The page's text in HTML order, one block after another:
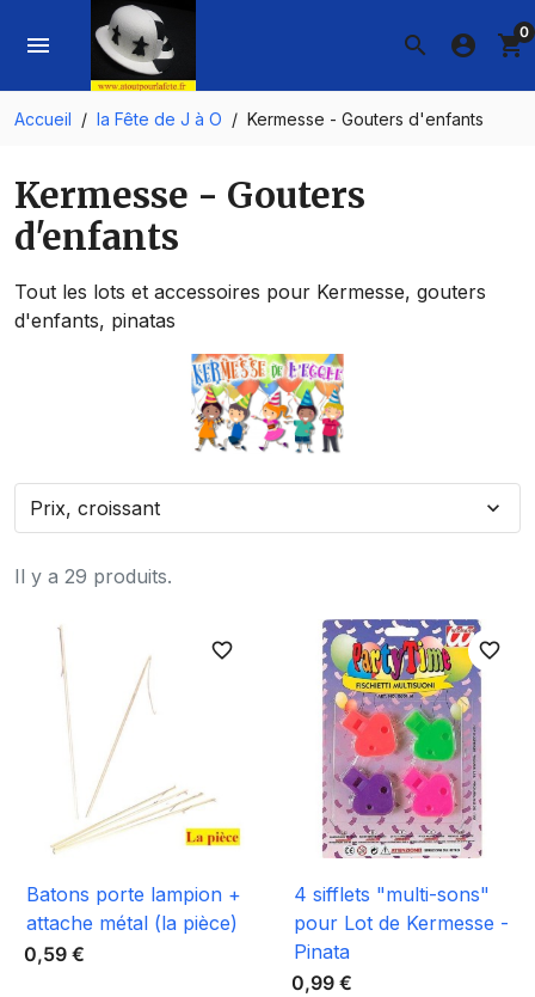
search
menu account_circle shopping_cart0
Accueil la Fête de J à O Kermesse - Gouters d'enfants
Kermesse - Gouters
d'enfants
Tout les lots et accessoires pour Kermesse, gouters
d'enfants, pinatas
Il y a 29 produits.
Prix, croissant expand_more
favorite_border
Batons porte lampion +
attache métal (la pièce)
0,59 €
favorite_border
4 sifflets "multi-sons"
pour Lot de Kermesse -
Pinata
0,99 €